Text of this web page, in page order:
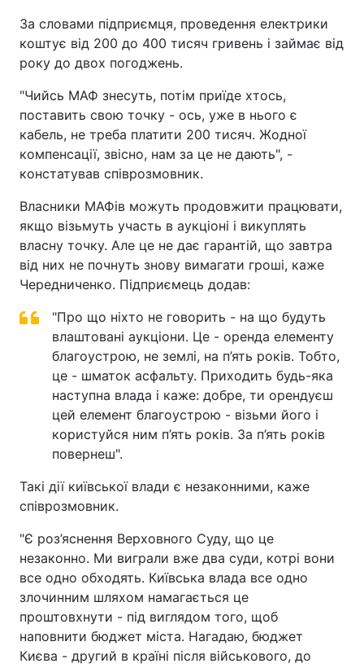
Тема оформлення
За словами підприємця, проведення електрики
коштує від 200 до 400 тисяч гривень і займає від
року до двох погоджень.
"Чийсь МАФ знесуть, потім приїде хтось,
поставить свою точку - ось, уже в нього є
кабель, не треба платити 200 тисяч. Жодної
компенсації, звісно, нам за це не дають", -
констатував співрозмовник.
Власники МАФів можуть продовжити працювати,
якщо візьмуть участь в аукціоні і викуплять
власну точку. Але це не дає гарантій, що завтра
від них не почнуть знову вимагати гроші, каже
Чередниченко. Підприємець додав:
"Про що ніхто не говорить - на що будуть
влаштовані аукціони. Це - оренда елементу
благоустрою, не землі, на п’ять років. Тобто,
це - шматок асфальту. Приходить будь-яка
наступна влада і каже: добре, ти орендуєш
цей елемент благоустрою - візьми його і
користуйся ним п’ять років. За п’ять років
повернеш".
Такі дії київської влади є незаконними, каже
співрозмовник.
"Є роз’яснення Верховного Суду, що це
незаконно. Ми виграли вже два суди, котрі вони
все одно обходять. Київська влада все одно
злочинним шляхом намагається це
проштовхнути - під виглядом того, щоб
наповнити бюджет міста. Нагадаю, бюджет
Києва - другий в країні після військового, до